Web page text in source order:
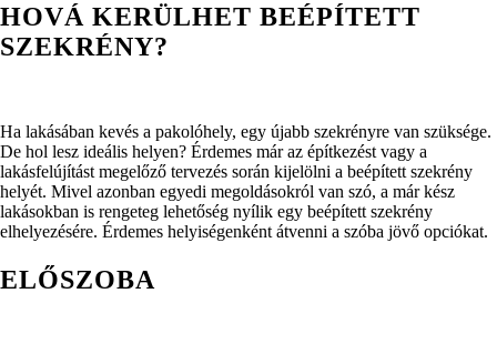
HOVÁ KERÜLHET BEÉPÍTETT
SZEKRÉNY?
Ha lakásában kevés a pakolóhely, egy újabb szekrényre van szüksége.
De hol lesz ideális helyen? Érdemes már az építkezést vagy a
lakásfelújítást megelőző tervezés során kijelölni a beépített szekrény
helyét. Mivel azonban egyedi megoldásokról van szó, a már kész
lakásokban is rengeteg lehetőség nyílik egy beépített szekrény
elhelyezésére. Érdemes helyiségenként átvenni a szóba jövő opciókat.
ELŐSZOBA